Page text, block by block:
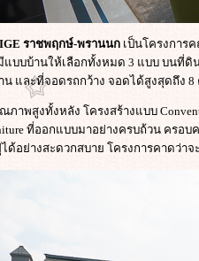
ราชพฤกษ์-พรานนก เป็นโครงการ
แบบบ้านให้เลือกทั้งหมด 3 แบบ บนที่ดิ
น และที่จอดรถกว้าง จอดได้สูงสุดถึง
าพสูงทั้งหลัง โครงสร้างแบบ
ที่ออกแบบมาอย่างครบถ้วน คร
ด้อย่างสะดวกสบาย โครงการคาดว่าจ